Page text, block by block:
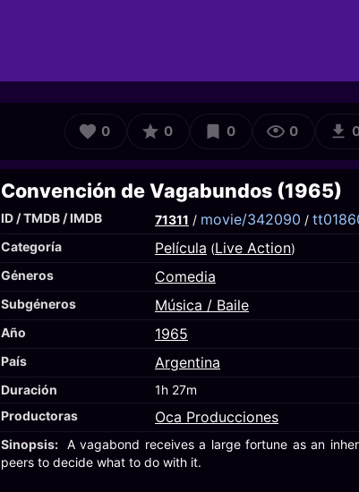
0 0 0 0
Convención de Vagabundos (1965)
ID / TMDB / IMDB
71311 / movie/342090 /
Categoría Película (Live Action)
Géneros
Comedia
Subgéneros Música / Baile
Año 1965
País Argentina
Duración
1h 27m
Productoras
Oca Producciones
Sinopsis: A vagabond receives a large fortune as an
peers to decide what to do with it.